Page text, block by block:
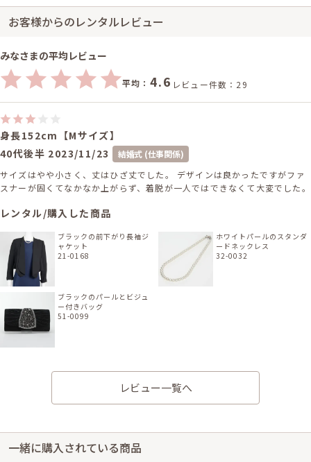
お客様からのレンタルレビュー
みなさまの平均レビュー
平均： 4.6 レビュー件数：29
身長152cm【Mサイズ】
40代後半 2023/11/23
結婚式 (仕事関係)
サイズはやや小さく、丈はひざ丈でした。 デザインは良かったですがファ
スナーが固くてなかなか上がらず、着脱が一人ではできなくて大変でした。
レンタル/購入した商品
ブラックの前下がり長袖ジ
ャケット
21-0168
ホワイトパールのスタンダ
ードネックレス
32-0032
ブラックのパールとビジュ
ー付きバッグ
51-0099
身長161cm【Mサイズ】
サイズはぴったりで、丈はひざ下でした。 クリーニングしなくてもよく、
便利でした。 商品も綺麗でした。
レビュー一覧へ
一緒に購入されている商品